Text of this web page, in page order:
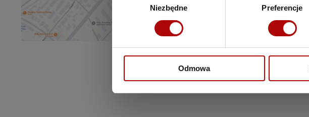
Niezbędne Preferencje
Odmowa